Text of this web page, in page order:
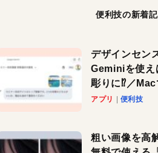
便利技の新着
デザインセン
Geminiを使え
彫りに⁉︎／
テク
アプリ 便利技
粗い画像を高